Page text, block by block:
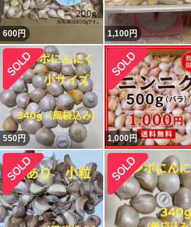
600円 1,100円
550円 1,000円